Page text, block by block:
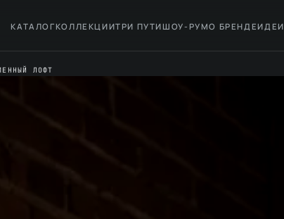
КАТАЛОГКОЛЛЕКЦИИТРИ ПУТИШОУ-РУМО БРЕНДЕИДЕИ
ЛОФТ